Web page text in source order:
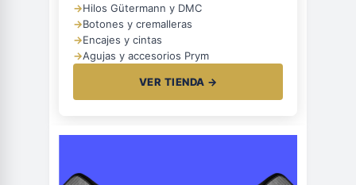
→Hilos Gütermann y DMC
→Botones y cremalleras
→Encajes y cintas
→Agujas y accesorios Prym
VER TIENDA →